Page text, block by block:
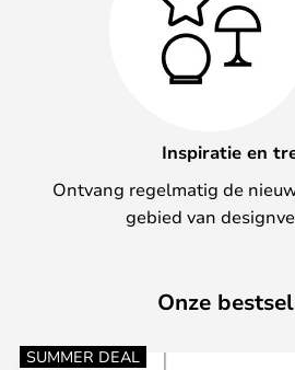
Inspiratie en
Ontvang regelmatig de
gebied van
Onze
SUMMER DEAL